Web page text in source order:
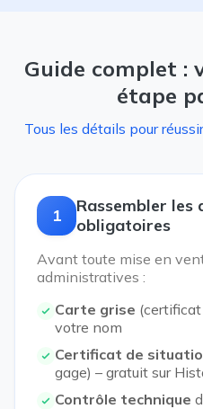
Guide complet :
étape
Tous les détails pour
1
Rassembler les
obligatoires
Avant toute mise en
administratives :
Carte grise
votre nom
Certificat de
gage) – gratuit sur
Contrôle technique